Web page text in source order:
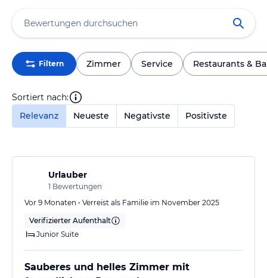
Filtern Zimmer Service Restaurants &
Sortiert nach:
Relevanz
Neueste Negativste Positivste
Urlauber
1 Bewertungen
Vor 9 Monaten • Verreist als Familie im November 2025
Verifizierter Aufenthalt
Junior Suite
Sauberes und helles Zimmer mit